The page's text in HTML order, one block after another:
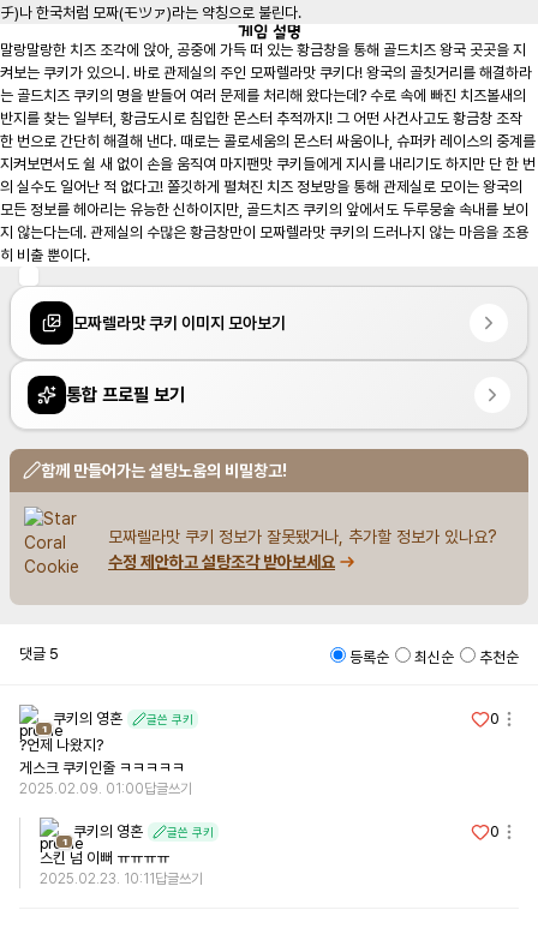
チ)나 한국처럼 모짜(モツァ)라는 약칭으로 불린다.
게임 설명
말랑말랑한 치즈 조각에 앉아, 공중에 가득 떠 있는 황금창을 통해 골드치즈 왕국 곳곳을 지
켜보는 쿠키가 있으니. 바로 관제실의 주인 모짜렐라맛 쿠키다! 왕국의 골칫거리를 해결하라
는 골드치즈 쿠키의 명을 받들어 여러 문제를 처리해 왔다는데? 수로 속에 빠진 치즈볼새의
반지를 찾는 일부터, 황금도시로 침입한 몬스터 추적까지! 그 어떤 사건사고도 황금창 조작
한 번으로 간단히 해결해 낸다. 때로는 콜로세움의 몬스터 싸움이나, 슈퍼카 레이스의 중계를
지켜보면서도 쉴 새 없이 손을 움직여 마지팬맛 쿠키들에게 지시를 내리기도 하지만 단 한 번
의 실수도 일어난 적 없다고! 쫄깃하게 펼쳐진 치즈 정보망을 통해 관제실로 모이는 왕국의
모든 정보를 헤아리는 유능한 신하이지만, 골드치즈 쿠키의 앞에서도 두루뭉술 속내를 보이
지 않는다는데. 관제실의 수많은 황금창만이 모짜렐라맛 쿠키의 드러나지 않는 마음을 조용
히 비출 뿐이다.
모짜렐라맛 쿠키 이미지 모아보기
통합 프로필 보기
함께 만들어가는 설탕노움의 비밀창고!
모짜렐라맛 쿠키 정보가 잘못됐거나, 추가할 정보가 있나요?
수정 제안하고 설탕조각 받아보세요
댓글 5 등록순 최신순 추천순
1
쿠키의 영혼 글쓴 쿠키
0
?언제 나왔지?
게스크 쿠키인줄 ㅋㅋㅋㅋㅋ
2025.02.09. 01:00답글쓰기
1
쿠키의 영혼 글쓴 쿠키
0
스킨 넘 이뻐 ㅠㅠㅠㅠ
2025.02.23. 10:11 답글쓰기